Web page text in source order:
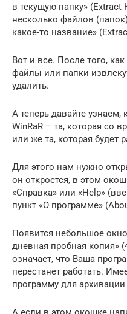
в текущую папку»
несколько файлов
какое-то название»
Вот и все. После того,
файлы или папки
удалить.
А теперь давайте узнаем,
WinRaR – та, которая со
или же та, которая будет
Для этого нам нужно
он откроется, в этом
«Справка» или «Help»
пункт «О программе»
Появится небольшое
дневная пробная копия»
означает, что Ваша
перестанет работать.
программу для